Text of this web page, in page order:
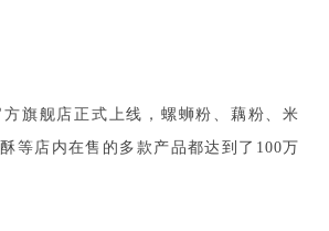
旗舰店正式上线，螺蛳粉、藕粉、米
等店内在售的多款产品都达到了100万